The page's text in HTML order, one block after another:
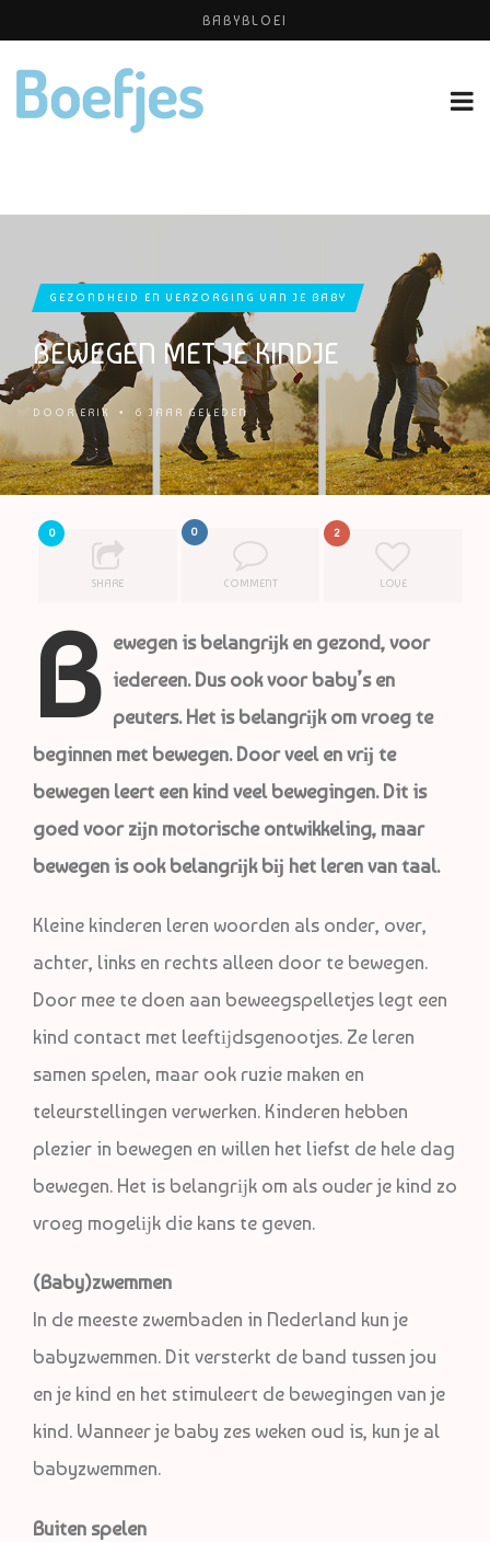
BABYBLOEI
PERSHOUDINGEN, WELKE IS PRETTIG VOOR JOU?
GEZONDHEID EN VERZORGING VAN JE BABY
BEWEGEN MET JE KINDJE
DOOR ERIK • 6 JAAR GELEDEN
0
SHARE
0
COMMENT
2
LOVE
B ewegen is belangrĳk en gezond, voor
iedereen. Dus ook voor baby’s en
peuters. Het is belangrĳk om vroeg te
beginnen met bewegen. Door veel en vrĳ te
bewegen leert een kind veel bewegingen. Dit is
goed voor zĳn motorische ontwikkeling, maar
bewegen is ook belangrĳk bĳ het leren van taal.
Kleine kinderen leren woorden als onder, over,
achter, links en rechts alleen door te bewegen.
Door mee te doen aan beweegspelletjes legt een
kind contact met leeftĳdsgenootjes. Ze leren
samen spelen, maar ook ruzie maken en
teleurstellingen verwerken. Kinderen hebben
plezier in bewegen en willen het liefst de hele dag
bewegen. Het is belangrĳk om als ouder je kind zo
vroeg mogelĳk die kans te geven.
(Baby)zwemmen
In de meeste zwembaden in Nederland kun je
babyzwemmen. Dit versterkt de band tussen jou
en je kind en het stimuleert de bewegingen van je
kind. Wanneer je baby zes weken oud is, kun je al
babyzwemmen.
Buiten spelen